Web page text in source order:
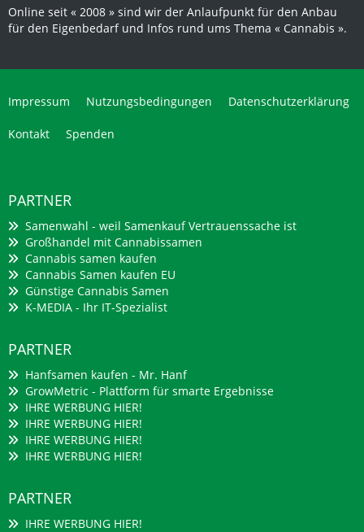
Online seit « 2008 » sind wir der Anlaufpunkt für den Anbau
für den Eigenbedarf und Infos rund ums Thema « Cannabis ».
Impressum Nutzungsbedingungen Datenschutzerklärung
Kontakt Spenden
PARTNER
Samenwahl - weil Samenkauf Vertrauenssache ist
Großhandel mit Cannabissamen
Cannabis samen kaufen
Cannabis Samen kaufen EU
Günstige Cannabis Samen
K-MEDIA - Ihr IT-Spezialist
PARTNER
Hanfsamen kaufen - Mr. Hanf
GrowMetric - Plattform für smarte Ergebnisse
IHRE WERBUNG HIER!
IHRE WERBUNG HIER!
IHRE WERBUNG HIER!
IHRE WERBUNG HIER!
PARTNER
IHRE WERBUNG HIER!